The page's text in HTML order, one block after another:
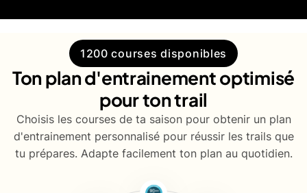
1200 courses disponibles
Ton plan d'entrainement optimisé
pour ton trail
Choisis les courses de ta saison pour obtenir un plan
d'entrainement personnalisé pour réussir les trails que
tu prépares. Adapte facilement ton plan au quotidien.